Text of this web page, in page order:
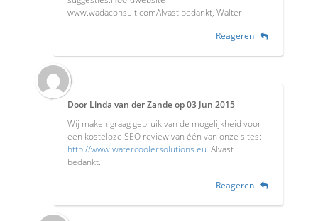
www.wadaconsult.comAlvast bedankt, Walter
Reageren
Door Linda van der Zandeop03 Jun 2015
Wij maken graag gebruik van de mogelijkheid voor
een kosteloze SEO review van één van onze sites:
http://www.watercoolersolutions.eu. Alvast
bedankt.
Reageren